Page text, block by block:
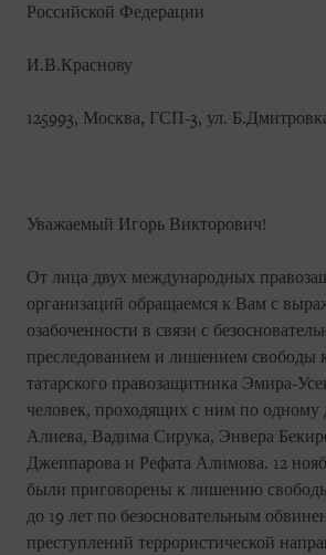
Российской Федерации
И.В.Краснову
125993, Москва, ГСП-3, ул.
Уважаемый Игорь Викторович!
От лица двух международных
организаций обращаемся к Вам с
озабоченности в связи с
преследованием и лишением свободы
татарского правозащитника Эмира-
человек, проходящих с ним по
Алиева, Вадима Сирука, Энвера
Джеппарова и Рефата Алимова. 12
были приговорены к лишению
до 19 лет по безосновательным
преступлений террористической